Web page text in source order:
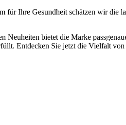
für Ihre Gesundheit schätzen wir die
bietet die Marke
Entdecken Sie jetzt die Vielfalt von